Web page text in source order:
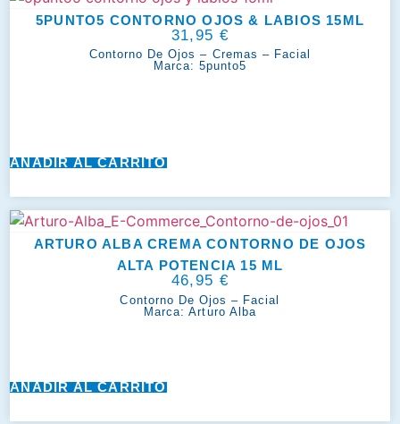
5PUNTO5 CONTORNO OJOS & LABIOS 15ML
31,95 €
Contorno De Ojos – Cremas – Facial
Marca: 5punto5
AÑADIR AL CARRITO
ARTURO ALBA CREMA CONTORNO DE OJOS
ALTA POTENCIA 15 ML
46,95 €
Contorno De Ojos – Facial
Marca:Arturo Alba
AÑADIR AL CARRITO